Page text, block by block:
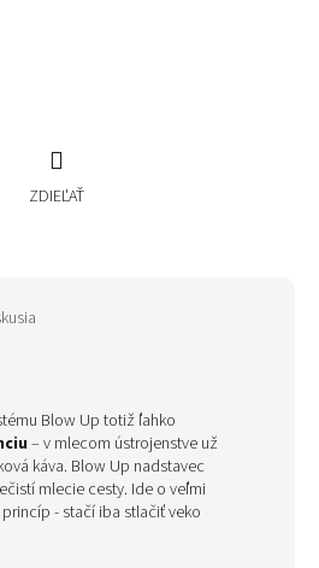
ZDIEĽAŤ
Blow Uptotiž ľahko
– v mlecom ústrojenstve už
káva. Blow Up nadstavec
mlecie cesty. Ide o veľmi
- stačí iba stlačiť veko